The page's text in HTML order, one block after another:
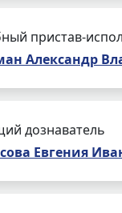
пристав-
Александр
дознаватель
Евгения